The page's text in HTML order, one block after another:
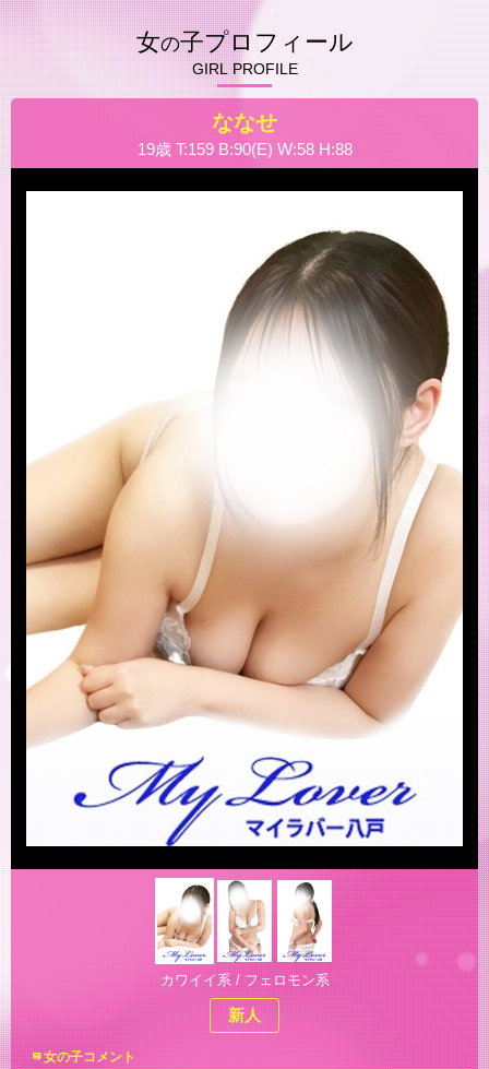
女の子プロフィール
GIRL PROFILE
ななせ
19歳 T:159 B:90(E) W:58 H:88
カワイイ系 / フェロモン系
新人
女の子コメント